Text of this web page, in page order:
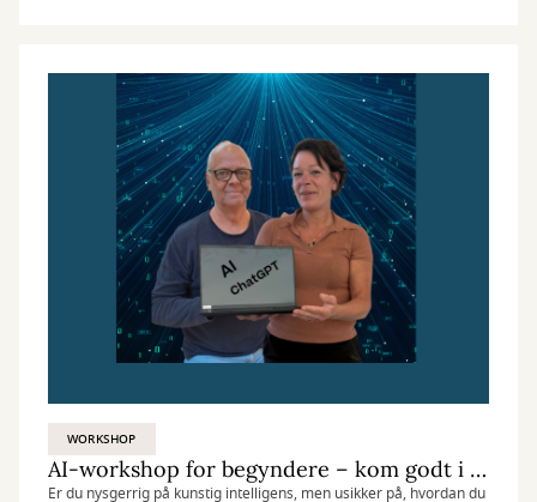
WORKSHOP
AI-workshop for begyndere – kom godt i gang med ChatGPT
Er du nysgerrig på kunstig intelligens, men usikker på, hvordan du